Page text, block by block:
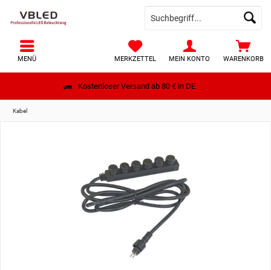
Kostenloser Versand ab 80 € in DE
WARENKORB
MERKZETTEL MEIN KONTO
MENÜ
Kabel